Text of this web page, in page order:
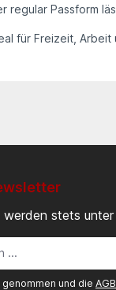
Passform
für Freizeit, Arbeit
stets
genommen und die AGB